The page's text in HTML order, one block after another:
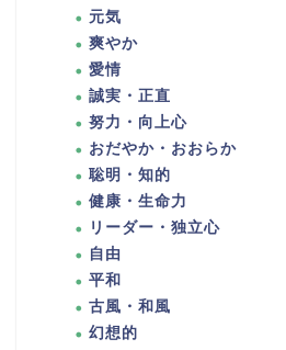
元気
爽やか
愛情
誠実・正直
努力・向上心
おだやか・おおらか
聡明・知的
健康・生命力
リーダー・独立心
自由
平和
古風・和風
幻想的